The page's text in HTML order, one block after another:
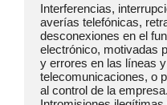
Interferencias,
averías telefónicas,
desconexiones en el
electrónico, motivadas
y errores en las líneas
telecomunicaciones, o
al control de la empresa.